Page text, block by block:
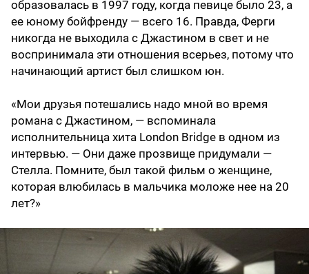
образовалась в 1997 году, когда певице было 23, а
ее юному бойфренду — всего 16. Правда, Ферги
никогда не выходила с Джастином в свет и не
воспринимала эти отношения всерьез, потому что
начинающий артист был слишком юн.
«Мои друзья потешались надо мной во время
романа с Джастином, — вспоминала
исполнительница хита London Bridge в одном из
интервью. — Они даже прозвище придумали —
Стелла. Помните, был такой фильм о женщине,
которая влюбилась в мальчика моложе нее на 20
лет?»